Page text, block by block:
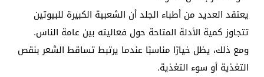
يعتقد العديد من أطباء الجلد أن الشعبية الكبيرة للبيوتين
تتجاوز كمية الأدلة المتاحة حول فعاليته بين عامة الناس.
ومع ذلك، يظل خيارًا مناسبًا عندما يرتبط تساقط الشعر بنقص
التغذية أو سوء التغذية.